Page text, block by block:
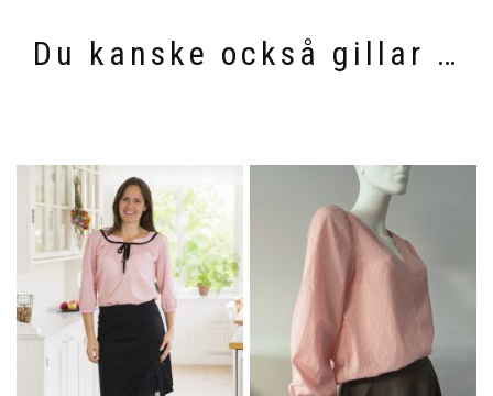
Du kanske också gillar …